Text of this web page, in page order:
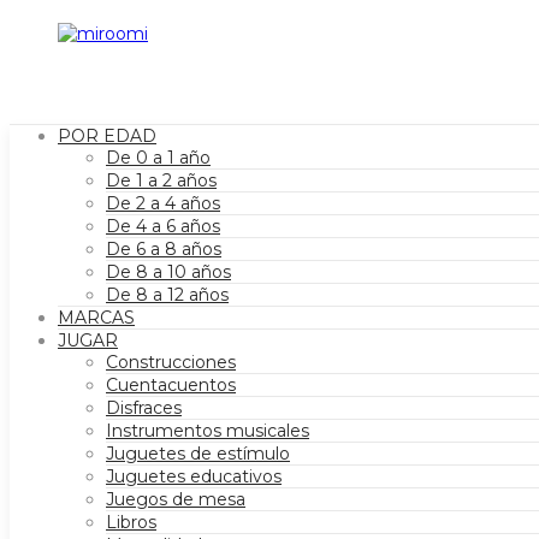
POR EDAD
De 0 a 1 año
De 1 a 2 años
De 2 a 4 años
De 4 a 6 años
De 6 a 8 años
De 8 a 10 años
De 8 a 12 años
MARCAS
JUGAR
Construcciones
Cuentacuentos
Disfraces
Instrumentos musicales
Juguetes de estímulo
Juguetes educativos
Juegos de mesa
Libros